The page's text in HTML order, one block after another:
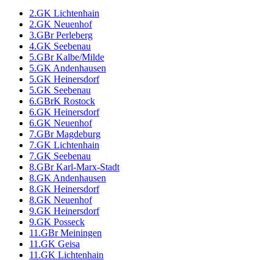
2.GK Lichtenhain
2.GK Neuenhof
3.GBr Perleberg
4.GK Seebenau
5.GBr Kalbe/Milde
5.GK Andenhausen
5.GK Heinersdorf
5.GK Seebenau
6.GBrK Rostock
6.GK Heinersdorf
6.GK Neuenhof
7.GBr Magdeburg
7.GK Lichtenhain
7.GK Seebenau
8.GBr Karl-Marx-Stadt
8.GK Andenhausen
8.GK Heinersdorf
8.GK Neuenhof
9.GK Heinersdorf
9.GK Posseck
11.GBr Meiningen
11.GK Geisa
11.GK Lichtenhain